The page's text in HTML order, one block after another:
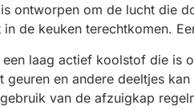
ontworpen om de lucht die
de keuken terechtkomen.
laag actief koolstof die is
en andere deeltjes
van de afzuigkap